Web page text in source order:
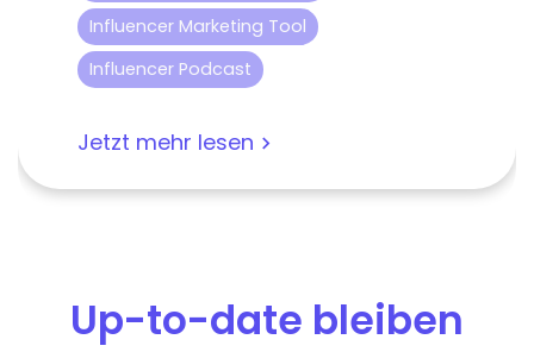
Influencer Marketing Tool
Influencer Podcast
Jetzt mehr lesen
Up-to-date bleiben